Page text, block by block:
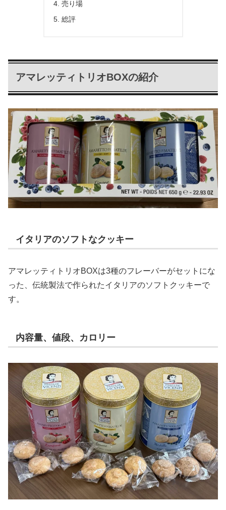
売り場
総評
アマレッティトリオBOXの紹介
イタリアのソフトなクッキー
アマレッティトリオBOXは3種のフレーバーがセットにな
った、伝統製法で作られたイタリアのソフトクッキーで
す。
内容量、値段、カロリー